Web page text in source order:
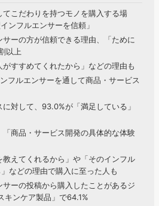
こだわりを持つモノを購入する場
ンフルエンサーを信頼」
サーの方が信頼できる理由、「ために
以上
がすすめてくれたから」などの理由も
フルエンサーを通して商品・サービス
対して、93.0%が「満足している」
商品・サービス開発の具体的な体験
教えてくれるから」や「そのインフル
などの理由で購入に至った人も
サーの投稿から購入したことがあるジ
キンケア製品」で64.1%